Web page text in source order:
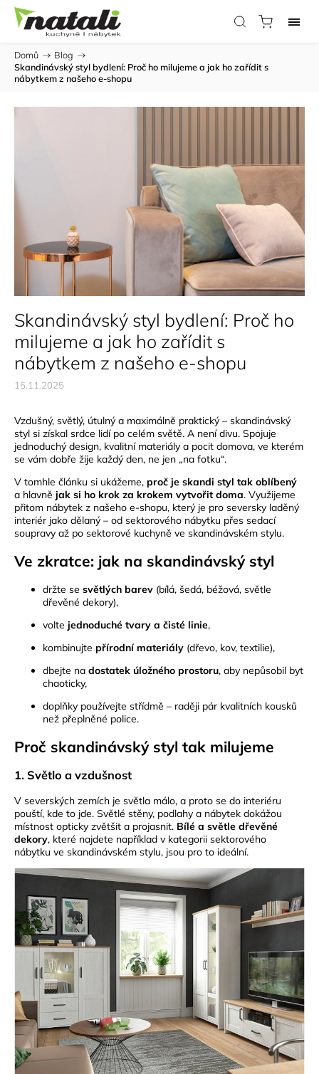
Domů / Blog /
Skandinávský styl bydlení: Proč ho milujeme a jak ho zařídit s
nábytkem z našeho e-shopu
Skandinávský styl bydlení: Proč ho
milujeme a jak ho zařídit s
nábytkem z našeho e-shopu
15.11.2025
Vzdušný, světlý, útulný a maximálně praktický – skandinávský
styl si získal srdce lidí po celém světě. A není divu. Spojuje
jednoduchý design, kvalitní materiály a pocit domova, ve kterém
se vám dobře žije každý den, ne jen „na fotku“.
V tomhle článku si ukážeme, proč je skandi styl tak oblíbený
a hlavně jak si ho krok za krokem vytvořit doma. Využijeme
přitom nábytek z našeho e-shopu, který je pro seversky laděný
interiér jako dělaný – od sektorového nábytku přes sedací
soupravy až po sektorové kuchyně ve skandinávském stylu.
Ve zkratce: jak na skandinávský styl
držte se světlých barev (bílá, šedá, béžová, světle
dřevěné dekory),
volte jednoduché tvary a čisté linie,
kombinujte přírodní materiály (dřevo, kov, textilie),
dbejte na dostatek úložného prostoru, aby nepůsobil byt
chaoticky,
doplňky používejte střídmě – raději pár kvalitních kousků
než přeplněné police.
Proč skandinávský styl tak milujeme
1. Světlo a vzdušnost
V severských zemích je světla málo, a proto se do interiéru
pouští, kde to jde. Světlé stěny, podlahy a nábytek dokážou
místnost opticky zvětšit a projasnit. Bílé a světle dřevěné
dekory, které najdete například v kategorii sektorového
nábytku ve skandinávském stylu, jsou pro to ideální.